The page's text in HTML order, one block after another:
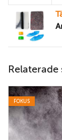
Relaterade
FOKUS